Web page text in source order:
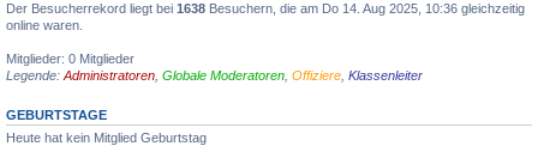
Der Besucherrekord liegt bei 1638 Besuchern, die am Do 14. Aug 2025, 10:36 gleichzeitig
online waren.
Mitglieder: 0 Mitglieder
Legende: Administratoren Globale Moderatoren Offiziere Klassenleiter
GEBURTSTAGE
Heute hat kein Mitglied Geburtstag